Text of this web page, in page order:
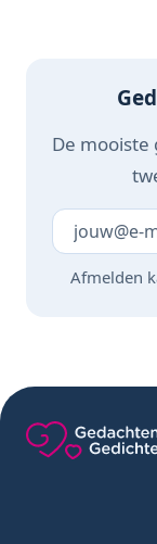
De mooiste
Laat dit
Afmelden